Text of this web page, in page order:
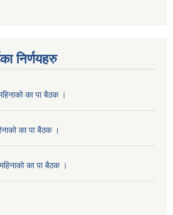
निर्णयहरु
का पा बैठक ।
का पा बैठक ।
का पा बैठक ।